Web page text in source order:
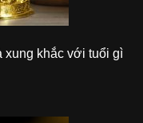
xung khắc với tuổi gì